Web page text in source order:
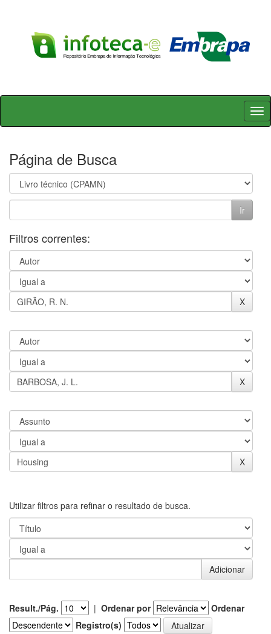
Skip
Página de Busca
Filtros correntes:
Utilizar filtros para refinar o resultado de busca.
Result./Pág. | Ordenar por
Ordenar
Registro(s)